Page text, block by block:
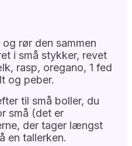
rør den sammen
i små stykker, revet
rasp, oregano, 1 fed
og peber.
til små boller, du
små (det er
der tager længst
en tallerken.